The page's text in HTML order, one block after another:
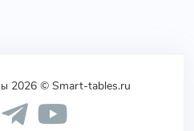
2026 © Smart-tables.ru